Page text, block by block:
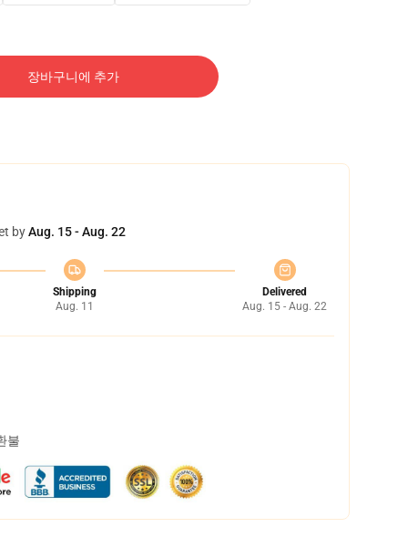
장바구니에 추가
byAug. 15 - Aug. 22
Shipping
Aug. 11
Delivered
Aug. 15 - Aug. 22
불